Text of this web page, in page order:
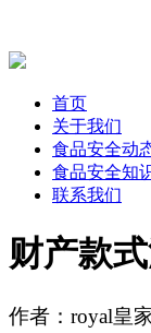
首页
关于我们
食品安全动
食品安全知
联系我们
财产款
作者：royal皇